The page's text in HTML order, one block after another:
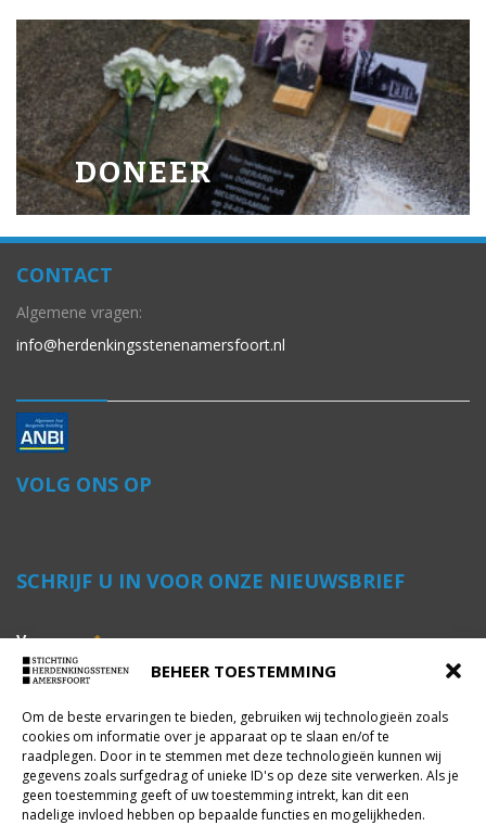
BEHEER TOESTEMMING
Om de beste ervaringen te bieden, gebruiken wij technologieën zoals
cookies om informatie over je apparaat op te slaan en/of te
raadplegen. Door in te stemmen met deze technologieën kunnen wij
gegevens zoals surfgedrag of unieke ID's op deze site verwerken. Als je
geen toestemming geeft of uw toestemming intrekt, kan dit een
nadelige invloed hebben op bepaalde functies en mogelijkheden.
DONEER
CONTACT
Algemene vragen:
info@herdenkingsstenenamersfoort.nl
VOLG ONS OP
SCHRIJF U IN VOOR ONZE NIEUWSBRIEF
Voornaam*
Achternaam*
E-mailadres*